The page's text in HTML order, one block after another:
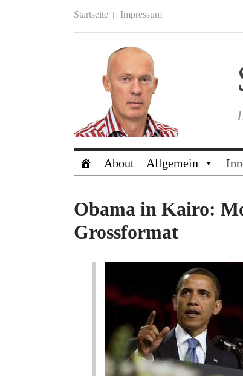
Startseite Impressum
About Allgemein
Obama in Kairo:
Grossformat